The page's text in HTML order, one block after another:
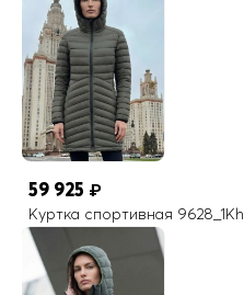
59 925 ₽
Куртка спортивная 9628_1Kh